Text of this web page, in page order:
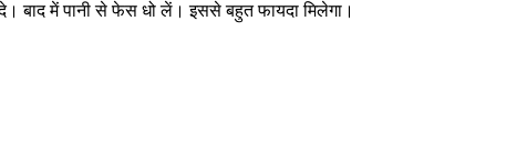
बाद में पानी से फेस धो लें। इससे बहुत फायदा मिलेगा।